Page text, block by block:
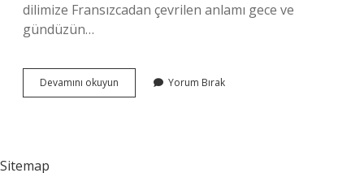
dilimize Fransızcadan çevrilen anlamı gece ve
gündüzün…
Devamını okuyun
Mart
Yorum Bırak
Sitemap